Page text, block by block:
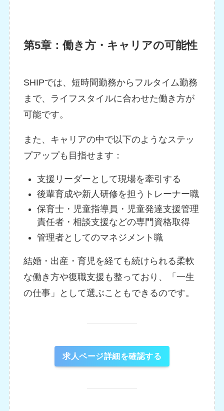
第5章：働き方・キャリアの可能性
SHIPでは、短時間勤務からフルタイム勤務
まで、ライフスタイルに合わせた働き方が
可能です。
また、キャリアの中で以下のようなステッ
プアップも目指せます：
支援リーダーとして現場を牽引する
後輩育成や新人研修を担うトレーナー職
保育士・児童指導員・児童発達支援管理
責任者・相談支援などの専門資格取得
管理者としてのマネジメント職
結婚・出産・育児を経ても続けられる柔軟
な働き方や復職支援も整っており、「一生
の仕事」として選ぶこともできるのです。
求人ページ詳細を確認する